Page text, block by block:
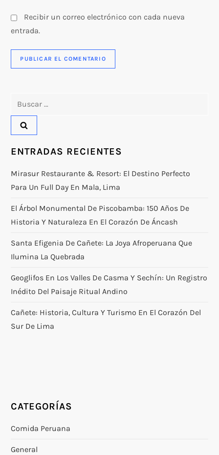
Recibir un correo electrónico con cada nueva
entrada.
ENTRADAS RECIENTES
Mirasur Restaurante & Resort: El Destino Perfecto
Para Un Full Day En Mala, Lima
El Árbol Monumental De Piscobamba: 150 Años De
Historia Y Naturaleza En El Corazón De Áncash
Santa Efigenia De Cañete: La Joya Afroperuana Que
Ilumina La Quebrada
Geoglifos En Los Valles De Casma Y Sechín: Un Registro
Inédito Del Paisaje Ritual Andino
Cañete: Historia, Cultura Y Turismo En El Corazón Del
Sur De Lima
CATEGORÍAS
Comida Peruana
General